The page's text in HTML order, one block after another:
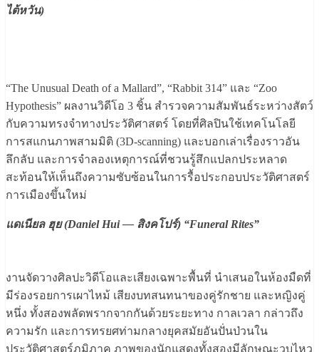
ไต้หวัน)
“The Unusual Death of a Mallard”, “Rabbit 314” และ “Zoo
Hypothesis” ผลงานวิดีโอ 3 ชิ้น สำรวจความสัมพันธ์ระหว่างสัตว์
กับความทรงจำทางประวัติศาสตร์ โดยที่ศิลปินใช้เทคโนโลยี
การสแกนภาพสามมิติ (3D-scanning) และบอกเล่าเรื่องราวอัน
ลึกลับ และการจำลองเหตุการณ์ที่ชวนรู้สึกแปลกประหลาด
สะท้อนให้เห็นถึงความซับซ้อนในการรื้อประกอบประวัติศาสตร์
การเมืองขึ้นใหม่
แดเนียล ฮุย (Daniel Hui — สิงคโปร์) “Funeral Rites”
งานจัดวางศิลปะวิดีโอและเสียงเฉพาะพื้นที่ นำเสนอในห้องมืดที่
มีร่องรอยการเผาไหม้ เสียงบทสนทนาของคู่รักชาย และหญิงคู่
หนึ่ง ทั้งสองพลัดพรากจากกันด้วยระยะทาง กาลเวลา กล่าวถึง
ความรัก และการทรยศท่ามกลางยุคสมัยอันปั่นป่วนใน
ประวัติศาสตร์ภูมิภาค ภาพของนักแสดงทั้งสองมีลักษณะวูบไหว